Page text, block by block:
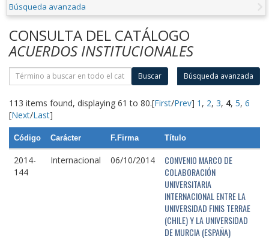
Búsqueda avanzada
CONSULTA DEL CATÁLOGO
ACUERDOS INSTITUCIONALES
Buscar Búsqueda avanzada
113 items found, displaying 61 to 80.[First/Prev] 1 , 2, 3, 4, 5, 6
[Next/Last]
Código Carácter F.Firma Título
2014-
144
Internacional 06/10/2014
CONVENIO MARCO DE
COLABORACIÓN
UNIVERSITARIA
INTERNACIONAL ENTRE LA
UNIVERSIDAD FINIS TERRAE
(CHILE) Y LA UNIVERSIDAD
DE MURCIA (ESPAÑA)